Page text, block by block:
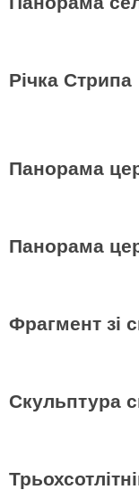
Річка Стрипа
Панорама
Панорама
Фрагмент зі
Скульптура